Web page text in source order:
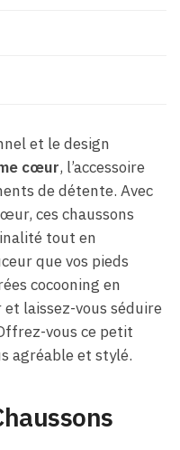
et le design
cœur, l’accessoire
de détente. Avec
ces chaussons
tout en
que vos pieds
cocooning en
laissez-vous séduire
vous ce petit
agréable et stylé.